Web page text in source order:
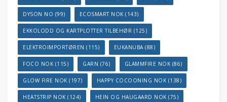
DYSON NO (99) ECOSMART NOK (143)
EKKOLODD OG KARTPLOTTER TILBEHØR (125)
ELEKTROIMPORTØREN (115) EUKANUBA(88)
FOCO NOK (115) GARN (76) GLAMMFIRE NOK (86)
GLOW FIRE NOK (197) HAPPY COCOONING NOK (138)
HEATSTRIP NOK (124) HEIN OG HAUGAARD NOK (75)